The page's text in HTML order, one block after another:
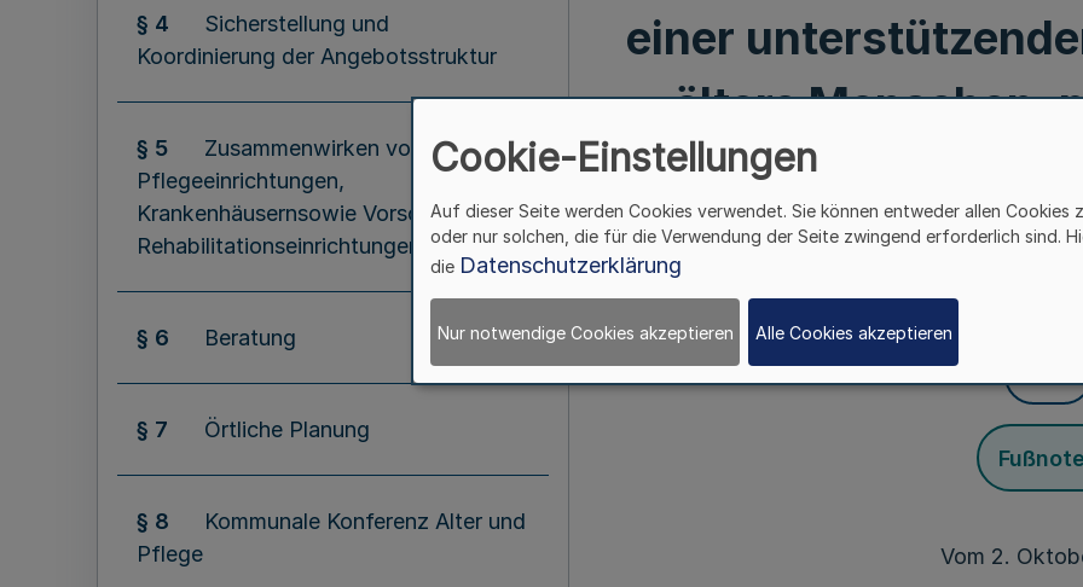
§ 4
Sicherstellung und
Koordinierung der Angebotsstruktur
§ 5
Zusammenwirken von
Pflegeeinrichtungen,
Krankenhäusernsowie Vorsorge- und
Rehabilitationseinrichtungen
§ 6 Beratung
§ 7 Örtliche Planung
§ 8
Kommunale Konferenz Alter und
Pflege
einer
ältere Menschen,
Menschen und
und Pflegegesetz
APG
Vom 2.
Cookie-Einstellungen
Auf dieser Seite werden Cookies verwendet. Sie können entweder allen Cookies
oder nur solchen, die für die Verwendung der Seite zwingend erforderlich sind.
die Datenschutzerklärung
Nur notwendige Cookies akzeptieren Alle Cookies akzeptieren